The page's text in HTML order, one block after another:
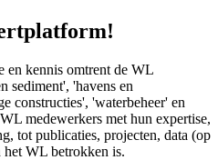
en kennis omtrent de WL
sediment', 'havens en
constructies', 'waterbeheer' en
medewerkers met hun expertise,
tot publicaties, projecten, data (op
het WL betrokken is.